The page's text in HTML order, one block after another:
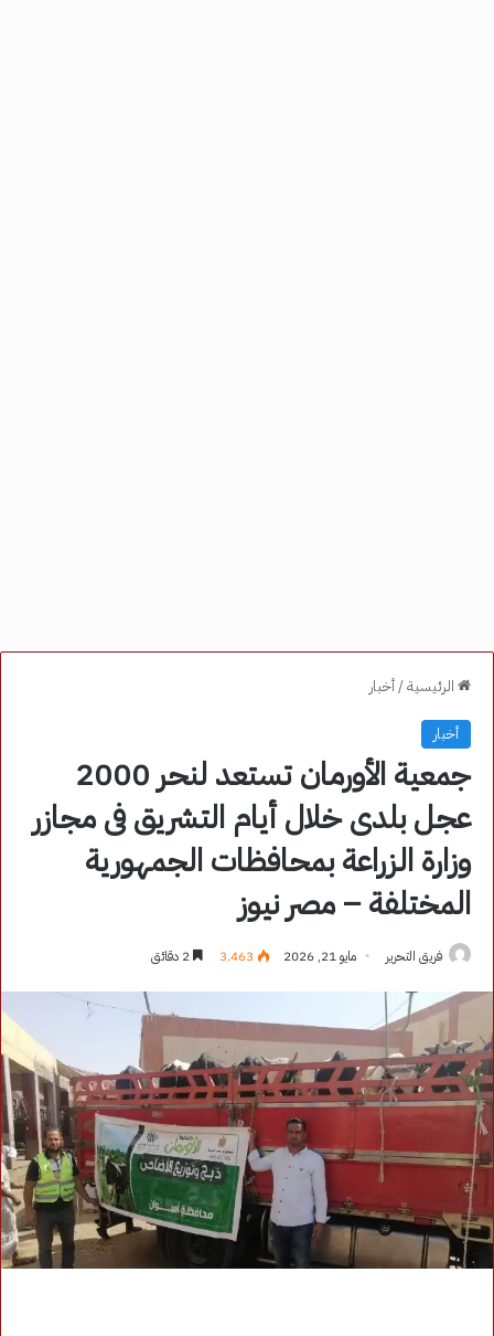
الرئيسية/أخبار
أخبار
جمعية الأورمان تستعد لنحر 2000
عجل بلدى خلال أيام التشريق فى مجازر
وزارة الزراعة بمحافظات الجمهورية
المختلفة – مصر نيوز
فريق التحرير مايو 21, 2026 3٬463